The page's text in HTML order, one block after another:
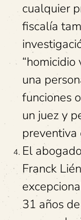
cualquier
fiscalía
una
funciones
un juez y
preventiva
El
Franck
31 años